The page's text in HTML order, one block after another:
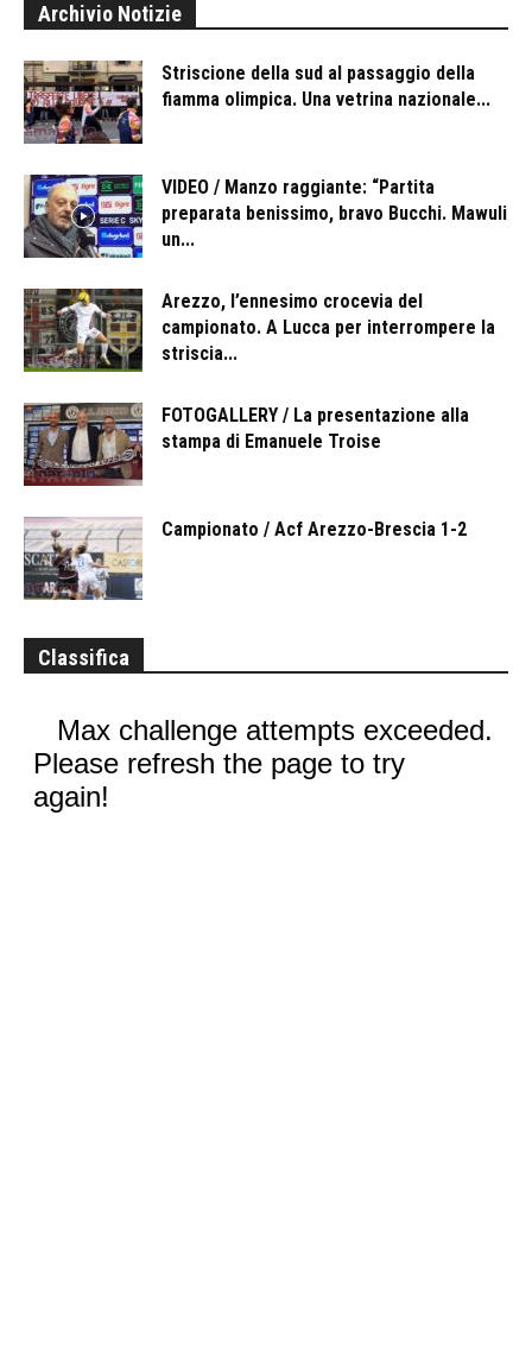
Archivio Notizie
Striscione della sud al passaggio della
fiamma olimpica. Una vetrina nazionale...
VIDEO / Manzo raggiante: “Partita
preparata benissimo, bravo Bucchi. Mawuli
un...
Arezzo, l’ennesimo crocevia del
campionato. A Lucca per interrompere la
striscia...
FOTOGALLERY / La presentazione alla
stampa di Emanuele Troise
Campionato / Acf Arezzo-Brescia 1-2
Classifica